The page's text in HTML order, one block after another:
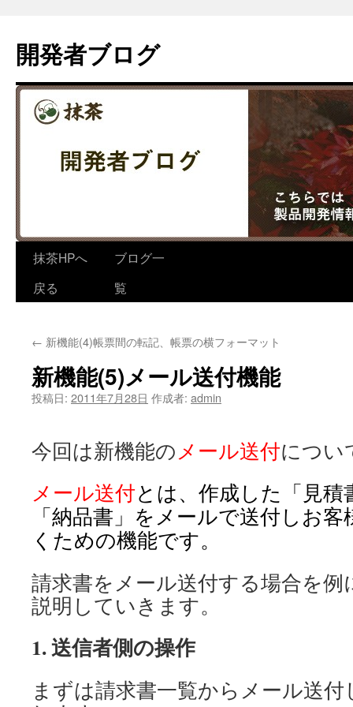
テ
ン
へ
ス
キ
ッ
プ
開発者ブログ
抹茶HPへ
戻る
ブログ一
覧
← 新機能(4)帳票間の転記、帳票の横フォーマット
新機能(5)メール送付機能
投稿日: 2011年7月28日 作成者: admin
今回は新機能のメール送付につい
メール送付とは、作成した「見積
「納品書」をメールで送付しお
くための機能です。
請求書をメール送付する場合を
説明していきます。
1. 送信者側の操作
まずは請求書一覧からメール送